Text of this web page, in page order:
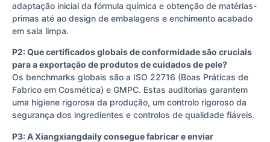
adaptação inicial da fórmula química e obtenção de matérias-
primas até ao design de embalagens e enchimento acabado
em sala limpa.
P2: Que certificados globais de conformidade são cruciais
para a exportação de produtos de cuidados de pele?
Os benchmarks globais são a ISO 22716 (Boas Práticas de
Fabrico em Cosmética) e GMPC. Estas auditorias garantem
uma higiene rigorosa da produção, um controlo rigoroso da
segurança dos ingredientes e controlos de qualidade fiáveis.
P3: A Xiangxiangdaily consegue fabricar e enviar